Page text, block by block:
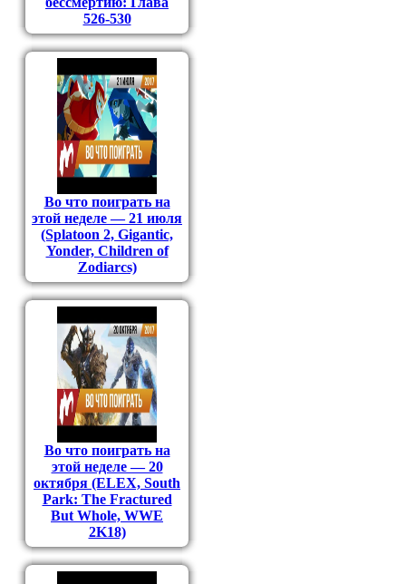
526-530
Во что поиграть на
этой неделе — 21 июля
(Splatoon 2, Gigantic,
Yonder, Children of
Zodiarcs)
Во что поиграть на
этой неделе — 20
октября (ELEX, South
Park: The Fractured
But Whole, WWE
2K18)